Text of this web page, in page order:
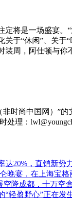
定将是一场盛宴
于“休闲”、关
周，阿仕顿与你
时尚中国网）”
处理：
达20%，直销新势
晚宴，在上海宝
降成都，十万空
“轻盈野心”正在发